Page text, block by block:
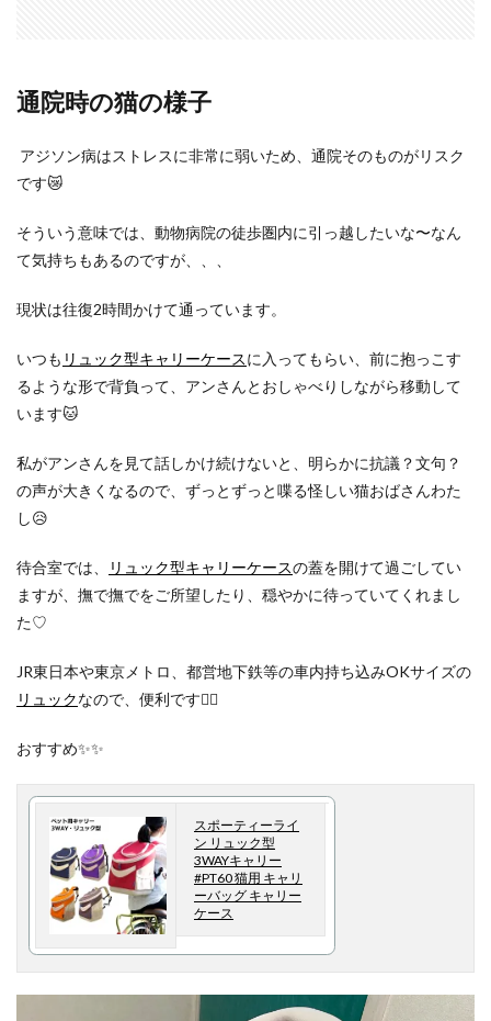
通院時の猫の様子
アジソン病はストレスに非常に弱いため、通院そのものがリスク
です😿
そういう意味では、動物病院の徒歩圏内に引っ越したいな〜なん
て気持ちもあるのですが、、、
現状は往復2時間かけて通っています。
いつも リュック型キャリーケースに入ってもらい、前に抱っこす
るような形で背負って、アンさんとおしゃべりしながら移動して
います🐱
私がアンさんを見て話しかけ続けないと、明らかに抗議？文句？
の声が大きくなるので、ずっとずっと喋る怪しい猫おばさんわた
し😥
待合室では、 リュック型キャリーケースの蓋を開けて過ごしてい
ますが、撫で撫でをご所望したり、穏やかに待っていてくれまし
た♡
JR東日本や東京メトロ、都営地下鉄等の車内持ち込みOKサイズの
リュックなので、便利です🙋‍♀️
おすすめ✨✨
スポーティーライ
ン リュック型
3WAYキャリー
#PT60 猫用 キャリ
ーバッグ キャリー
ケース